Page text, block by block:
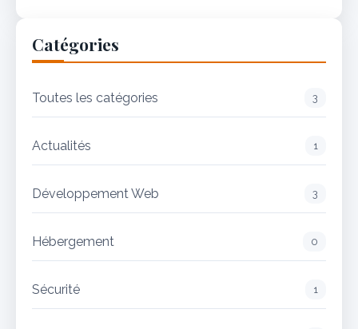
Catégories
Toutes les catégories 3
Actualités 1
Développement Web 3
Hébergement 0
Sécurité 1